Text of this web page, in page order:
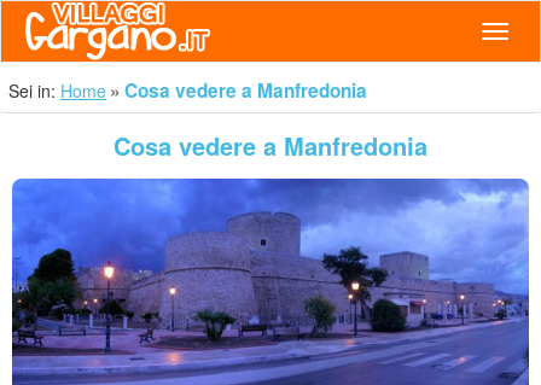
Sei in: Home Cosa vedere a Manfredonia
Cosa vedere a Manfredonia